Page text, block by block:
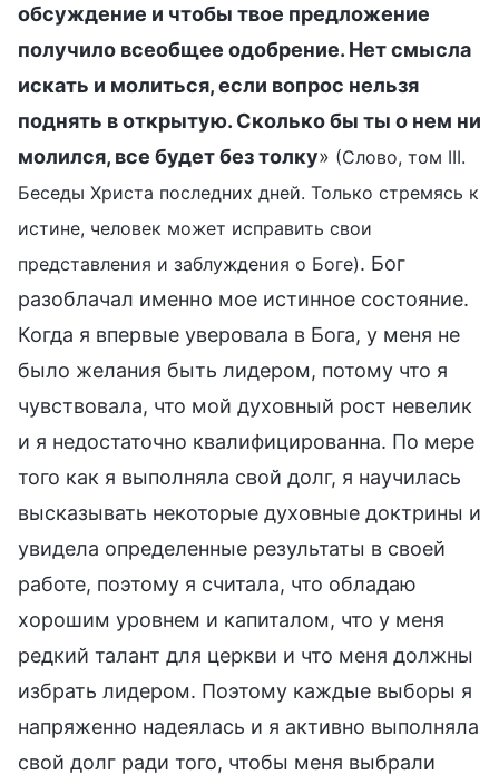
обсуждение и чтобы твое предложение
получило всеобщее одобрение. Нет смысла
искать и молиться, если вопрос нельзя
поднять в открытую. Сколько бы ты о нем ни
молился, все будет без толку» (Слово, том III.
Беседы Христа последних дней. Только стремясь к
истине, человек может исправить свои
представления и заблуждения о Боге). Бог
разоблачал именно мое истинное состояние.
Когда я впервые уверовала в Бога, у меня не
было желания быть лидером, потому что я
чувствовала, что мой духовный рост невелик
и я недостаточно квалифицированна. По мере
того как я выполняла свой долг, я научилась
высказывать некоторые духовные доктрины и
увидела определенные результаты в своей
работе, поэтому я считала, что обладаю
хорошим уровнем и капиталом, что у меня
редкий талант для церкви и что меня должны
избрать лидером. Поэтому каждые выборы я
напряженно надеялась и я активно выполняла
свой долг ради того, чтобы меня выбрали